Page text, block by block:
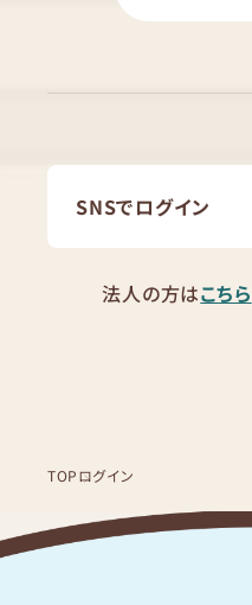
SNSでログイン
法人の方はこちら
TOPログイン